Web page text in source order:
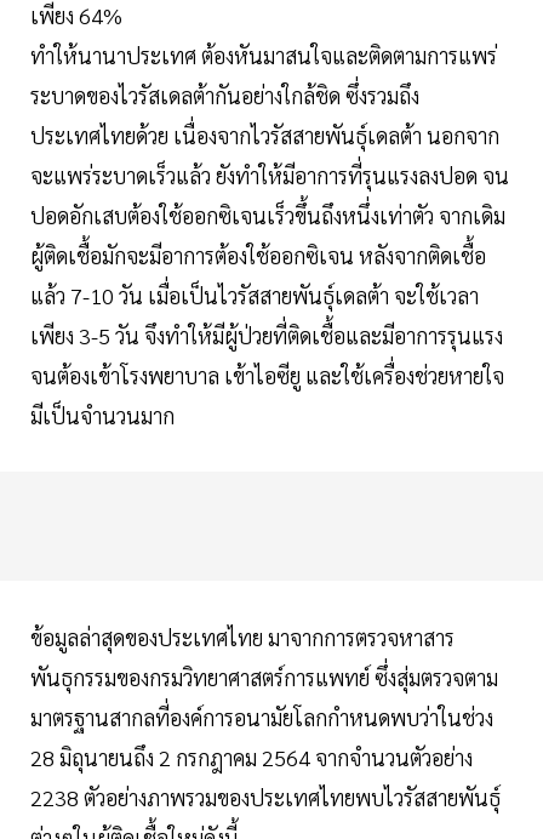
เพียง 64%
ทำให้นานาประเทศ ต้องหันมาสนใจและติดตามการแพร่
ระบาดของไวรัสเดลต้ากันอย่างใกล้ชิด ซึ่งรวมถึง
ประเทศไทยด้วย เนื่องจากไวรัสสายพันธุ์เดลต้า นอกจาก
จะแพร่ระบาดเร็วแล้ว ยังทำให้มีอาการที่รุนแรงลงปอด จน
ปอดอักเสบต้องใช้ออกซิเจนเร็วขึ้นถึงหนึ่งเท่าตัว จากเดิม
ผู้ติดเชื้อมักจะมีอาการต้องใช้ออกซิเจน หลังจากติดเชื้อ
แล้ว 7-10 วัน เมื่อเป็นไวรัสสายพันธุ์เดลต้า จะใช้เวลา
เพียง 3-5 วัน จึงทำให้มีผู้ป่วยที่ติดเชื้อและมีอาการรุนแรง
จนต้องเข้าโรงพยาบาล เข้าไอซียู และใช้เครื่องช่วยหายใจ
มีเป็นจำนวนมาก
ข้อมูลล่าสุดของประเทศไทย มาจากการตรวจหาสาร
พันธุกรรมของกรมวิทยาศาสตร์การแพทย์ ซึ่งสุ่มตรวจตาม
มาตรฐานสากลที่องค์การอนามัยโลกกำหนดพบว่าในช่วง
28 มิถุนายนถึง 2 กรกฎาคม 2564 จากจำนวนตัวอย่าง
2238 ตัวอย่างภาพรวมของประเทศไทยพบไวรัสสายพันธุ์